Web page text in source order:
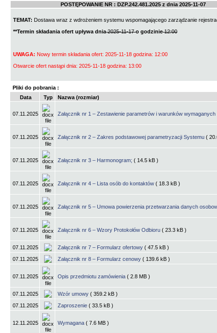
POSTĘPOWANIE NR : DZP.242.481.2025 z dnia 2025-11-07
TEMAT: Dostawa wraz z wdrożeniem systemu wspomagającego zarządzanie
**Termin składania ofert upływa dnia2025-11-17o godzinie12:00
UWAGA: Nowy termin składania ofert: 2025-11-18 godzina: 12:00
Otwarcie ofert nastąpi dnia: 2025-11-18 godzina: 13:00
Pliki do pobrania :
Data
Typ Nazwa (rozmiar)
07.11.2025 Załącznik nr 1 – Zestawienie parametrów i warunków wymaganych
07.11.2025 Załącznik nr 2 – Zakres podstawowej parametryzacji Systemu (
07.11.2025 Załącznik nr 3 – Harmonogram; ( 14.5 kB )
07.11.2025 Załącznik nr 4 – Lista osób do kontaktów ( 18.3 kB )
07.11.2025 Załącznik nr 5 – Umowa powierzenia przetwarzania danych
07.11.2025 Załącznik nr 6 – Wzory Protokołów Odbioru ( 23.3 kB )
07.11.2025 Załącznik nr 7 – Formularz ofertowy ( 47.5 kB )
07.11.2025
Załącznik nr 8 – Formularz cenowy ( 139.6 kB )
07.11.2025 Opis przedmiotu zamówienia ( 2.8 MB )
07.11.2025 Wzór umowy ( 359.2 kB )
07.11.2025
Zaproszenie ( 33.5 kB )
12.11.2025 Wymagana ( 7.6 MB )